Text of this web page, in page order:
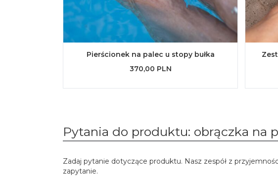
Pierścionek na palec u stopy bułka
370,00 PLN
Pytania do produktu: obrączka na
Zadaj pytanie dotyczące produktu. Nasz zespół z
zapytanie.